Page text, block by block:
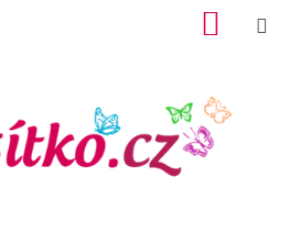
KOŠÍK